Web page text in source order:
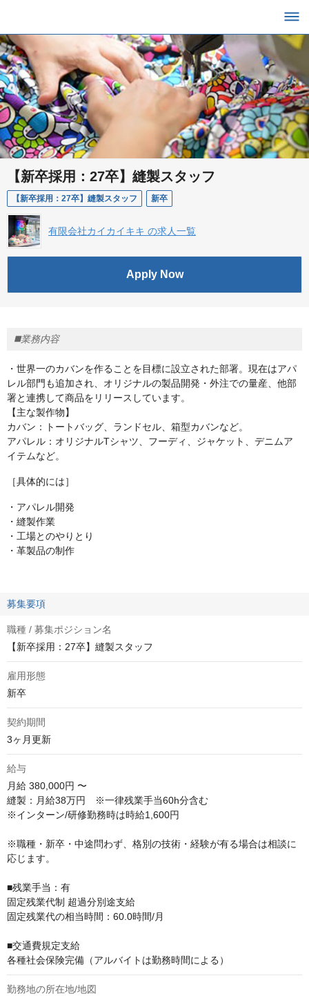
【新卒採用：27卒】縫製スタッフ
【新卒採用：27卒】縫製スタッフ 新卒
有限会社カイカイキキ の求人一覧
Apply Now
◼️業務内容
・世界一のカバンを作ることを目標に設立された部署。現在はアパ
レル部門も追加され、オリジナルの製品開発・外注での量産、他部
署と連携して商品をリリースしています。
【主な製作物】
カバン：トートバッグ、ランドセル、箱型カバンなど。
アパレル：オリジナルTシャツ、フーディ、ジャケット、デニムア
イテムなど。
［具体的には］
・アパレル開発
・縫製作業
・工場とのやりとり
・革製品の制作
募集要項
職種 / 募集ポジション名
【新卒採用：27卒】縫製スタッフ
雇用形態
新卒
契約期間
3ヶ月更新
給与
月給 380,000円 〜
縫製：月給38万円　※一律残業手当60h分含む
※インターン/研修勤務時は時給1,600円
※職種・新卒・中途問わず、格別の技術・経験が有る場合は相談に
応じます。
■残業⼿当：有
固定残業代制 超過分別途⽀給
固定残業代の相当時間：60.0時間/⽉
■交通費規定支給
各種社会保険完備（アルバイトは勤務時間による）
勤務地の所在地/地図